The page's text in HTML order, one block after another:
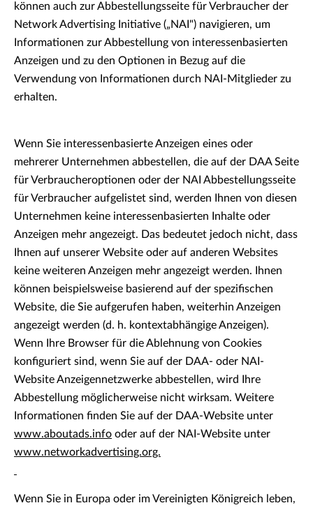
können auch zur Abbestellungsseite für Verbraucher der
Network Advertising Initiative („NAI") navigieren, um
Informationen zur Abbestellung von interessenbasierten
Anzeigen und zu den Optionen in Bezug auf die
Verwendung von Informationen durch NAI-Mitglieder zu
erhalten.
Wenn Sie interessenbasierte Anzeigen eines oder
mehrerer Unternehmen abbestellen, die auf der DAA Seite
für Verbraucheroptionen oder der NAI Abbestellungsseite
für Verbraucher aufgelistet sind, werden Ihnen von diesen
Unternehmen keine interessenbasierten Inhalte oder
Anzeigen mehr angezeigt. Das bedeutet jedoch nicht, dass
Ihnen auf unserer Website oder auf anderen Websites
keine weiteren Anzeigen mehr angezeigt werden. Ihnen
können beispielsweise basierend auf der spezifischen
Website, die Sie aufgerufen haben, weiterhin Anzeigen
angezeigt werden (d. h. kontextabhängige Anzeigen).
Wenn Ihre Browser für die Ablehnung von Cookies
konfiguriert sind, wenn Sie auf der DAA- oder NAI-
Website Anzeigennetzwerke abbestellen, wird Ihre
Abbestellung möglicherweise nicht wirksam. Weitere
Informationen finden Sie auf der DAA-Website unter
www.aboutads.info oder auf der NAI-Website unter
www.networkadvertising.org.
Wenn Sie in Europa oder im Vereinigten Königreich leben,